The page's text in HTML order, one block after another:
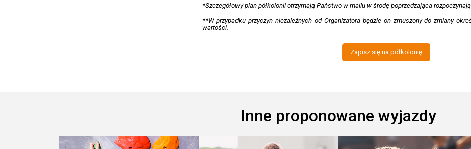
*Szczegółowy plan półkolonii otrzymają Państwo w mailu w środę poprzedzająca
**W przypadku przyczyn niezależnych od Organizatora będzie on zmuszony do zmiany
wartości.
Zapisz się na półkolonię
Inne proponowane wyjazdy